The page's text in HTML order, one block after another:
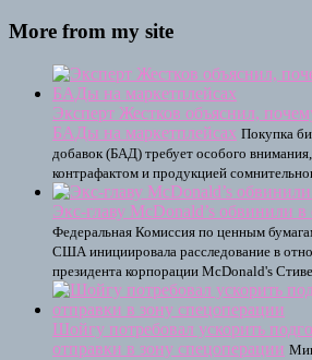
More from my site
Эксперт Жестков объяснил,
БАДы на маркетплейсах Покупка
добавок (БАД) требует особого
контрафактом и продукцией
Экс-главу McDonald’s обвинили
Федеральная Комиссия по ценным
США инициировала расследование в
президента корпорации McDonald's
Шойгу потребовал ускорить
отправки в зону спецоперации